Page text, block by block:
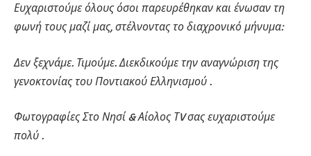
Ευχαριστούμε όλους όσοι παρευρέθηκαν και ένωσαν τη
φωνή τους μαζί μας, στέλνοντας το διαχρονικό μήνυμα:
Δεν ξεχνάμε. Τιμούμε. Διεκδικούμε την αναγνώριση της
γενοκτονίας του Ποντιακού Ελληνισμού .
Φωτογραφίες Στο Νησί & Αίολος ΤV σας ευχαριστούμε
πολύ .